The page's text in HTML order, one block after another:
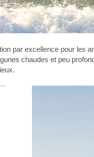
par excellence pour les
chaudes et peu